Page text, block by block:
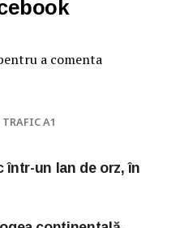
a comenta
A1
într-un lan de orz, în